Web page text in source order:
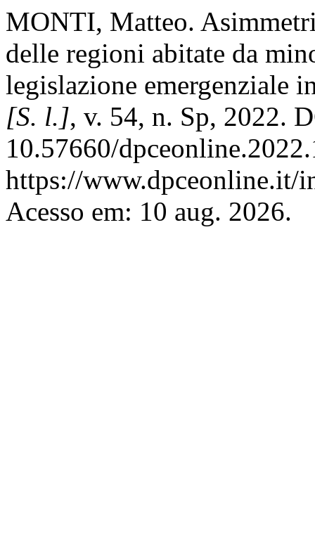
MONTI, Matteo.
delle regioni abitate da
legislazione emergenziale
[S. l.], v. 54, n. Sp, 2022.
10.57660/
https://www.dpceonline.it/
Acesso em: 10 aug. 2026.